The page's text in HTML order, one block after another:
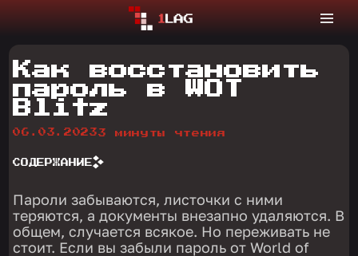
Как восстановить
пароль в WOT
Blitz
06.03.2023 3 минуты чтения
СОДЕРЖАНИЕ
Пароли забываются, листочки с ними
теряются, а документы внезапно удаляются. В
общем, случается всякое. Но переживать не
стоит. Если вы забыли пароль от World of